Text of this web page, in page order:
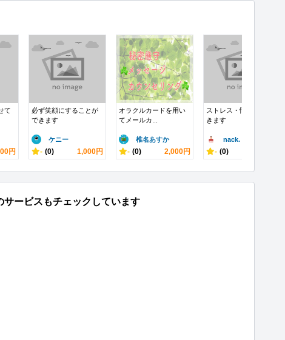
て
円
必ず笑顔にすることが
できます
ケニー
- (0) 1,000円
オラクルカードを用い
てメールカ...
椎名あすか
- (0) 2,000円
ストレス・悩み全て聞
きます
nack.
- (0)
ービスもチェックしています